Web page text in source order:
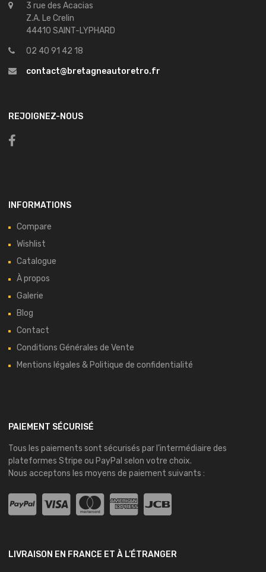
3 rue des Acacias
Z.A. Le Crelin
44410 SAINT-LYPHARD
02 40 91 42 18
contact@bretagneautoretro.fr
REJOIGNEZ-NOUS
INFORMATIONS
Compare
Wishlist
Catalogue
À propos
Galerie
Blog
Contact
Conditions Générales de Vente
Mentions légales & Politique de confidentialité
PAIEMENT SÉCURISÉ
Tous les paiements sont sécurisés par l’intermédiaire des
plateformes Stripe ou PayPal selon votre choix.
Nous acceptons les moyens de paiement suivants :
LIVRAISON EN FRANCE ET À L’ÉTRANGER